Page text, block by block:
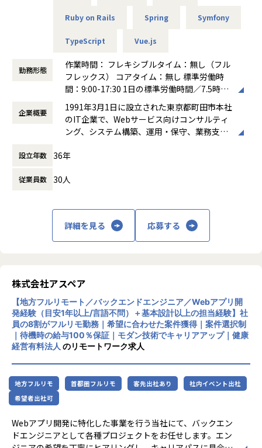
いわば「技術提案型SE」「ITコンサルタント」のようなキャ
開発だけでなく、顧客と向き合い、課題発見から提案、プロ
たい方にぜひ挑戦していただきたいと考えています
【必須（MUST）スキル】
・システム開発経験1年以上
・PHPを用いた開発経験
・チームで円滑にコミュニケーションを取りながら業務を進
・PHPの開発経験を活かしてWebシステム開発に携わりたい
いきたい方
・チームで協力しながらリモート環境でも主体的に業務を進
められる方
【メッセージ】
AIの活用が進むこれからの時代、エンジニアには「依頼され
たものを正確に作る力」だけでなく
「何を作れば顧客にとって価値があるのか」を考える力がよ
り求められていきます。
当社では、PHP開発を入口に、社会インフラを支えるWebシ
ステム開発に携わりながら
将来的には既存改善や新規プロジェクトの提案にも関われる
SEへ成長していただきたいと考えています。
で解決策を形にする。
そんな“価値を生み出すエンジニア”を目指したい方からのご
1.BtoBの人事労務の効率化を目指すHRテックのSaaSプロ
▪言語/FW：Ruby、Ruby on Rails、Vue.js
ド/QA/デザイナーと4チーム
（バックエンドチーム5名に所属）
▪タスク管理：Jira
▪コミュニケーションツール：slack
2.シニアの人が介護施設を見つけるためのマッチングプラ
▪PHP（Zend Framework）からのリプレイス
▪チーム体制：3名 うち1名がチームリーダー
▪主にLINEで企業と顧客のコミュニケーションを促進す
るプラットフォーム開発
▪チーム体制：5名（全体で5つの開発チーム）
▪ドキュメント管理：Notion
▪コミュニケーションツール：slack
■アスペアの開発について
自社開発企業のプロパーのエンジニアと同じ役割を任せて頂
ける案件が多いです。
【案件事例】
・弊社のエンジニアが、エンド企業の5名のエンジニアをま
・ユーザー数100万人以上のEコマース開発にて、DevOpsの
導入支援や本番環境への移行を担当
Ruby on Rails Spring Symfony
TypeScript Vue.js
勤務形態
作業時間： フレキシブルタイム：無し（フル
フレックス） コアタイム：無し 標準労働時
間：9:00-17:30 1日の標準労働時間／7.5時間
働き方：
フルフレックス制
時間外労働の有無： 有（月平均0時間～20時
間）
休憩時間： 60分
企業概要
1991年3月1日に設立された東京都町田市本社
のIT企業で、Webサービス向けコンサルティ
ング、システム構築、運用・保守、業務支援
発、試験、システム移行、AWS を中心とした
く対応し、auコマース＆ライフ、KDDI、楽
き方を重視し、リモートワークやフレックス
制度など健康経営への積極的な取り組みも特
徴です。
設立年数 36年
従業員数 30人
詳細を見る 応募する
株式会社アスペア
【地方フルリモート／バックエンドエンジニア／Webアプリ開
発経験（目安1年以上/言語不問）＋基本設計以上の担当経験】社
員の8割がフルリモ勤務｜希望に合わせた案件獲得｜案件選択制
｜待機時の給与100％保証｜モダン技術でキャリアアップ｜健康
経営有料法人 のリモートワーク求人
地方フルリモ 首都圏フルリモ 客先出社あり
社内イベント出社
希望者出社可
Webアプリ開発に特化した事業を行う当社にて、バックエン
ドエンジニアとして各種プロジェクトをお任せします。エン